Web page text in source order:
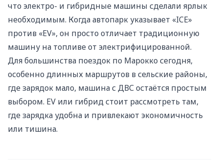
что электро- и гибридные машины сделали ярлык
необходимым. Когда автопарк указывает «ICE»
против «EV», он просто отличает традиционную
машину на топливе от электрифицированной.
Для большинства поездок по Марокко сегодня,
особенно длинных маршрутов в сельские районы,
где зарядок мало, машина с ДВС остаётся простым
выбором. EV или гибрид стоит рассмотреть там,
где зарядка удобна и привлекают экономичность
или тишина.